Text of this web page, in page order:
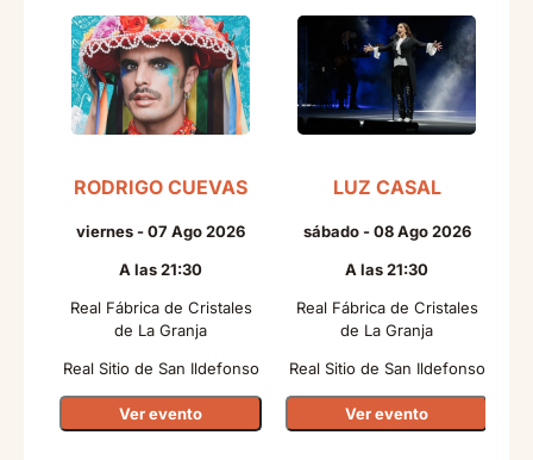
RODRIGO CUEVAS
viernes - 07 Ago 2026
A las 21:30
Real Fábrica de Cristales
de La Granja
Real Sitio de San Ildefonso
Ver evento
LUZ CASAL
sábado - 08 Ago 2026
A las 21:30
Real Fábrica de Cristales
de La Granja
Real Sitio de San Ildefonso
Ver evento